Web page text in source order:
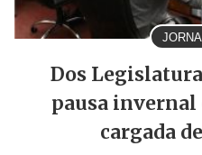
Dos
pausa invernal
cargada